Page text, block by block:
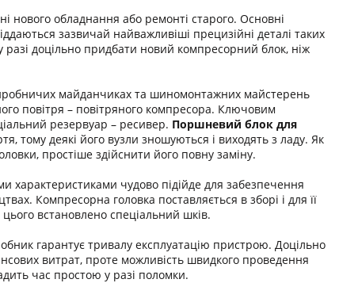
нового обладнання або ремонті старого. Основні
зазвичай найважливіші прецизійні деталі таких
разі доцільно придбати новий компресорний блок, ніж
майданчиках та шиномонтажних майстерень
повітря – повітряного компресора. Ключовим
резервуар – ресивер. Поршневий блок для
тому деякі його вузли зношуються і виходять з ладу. Як
простіше здійснити його повну заміну.
характеристиками чудово підійде для забезпечення
Компресорна головка поставляється в зборі і для її
встановлено спеціальний шків.
гарантує тривалу експлуатацію пристрою. Доцільно
витрат, проте можливість швидкого проведення
час простою у разі поломки.